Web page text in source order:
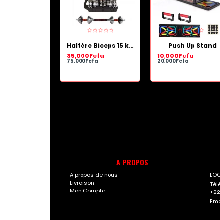
Haltère Biceps 15 kg, argent
35,000Fcfa
75,000Fcfa
Push Up Stand
10,000Fcfa
20,000Fcfa
A PROPOS
A propos de nous
Livraison
Mon Compte